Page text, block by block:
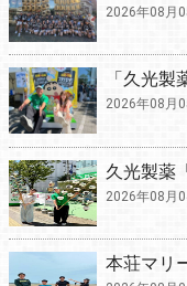
2026年08月
「久光製
2026年08月
久光製薬
2026年08月
本荘マリ